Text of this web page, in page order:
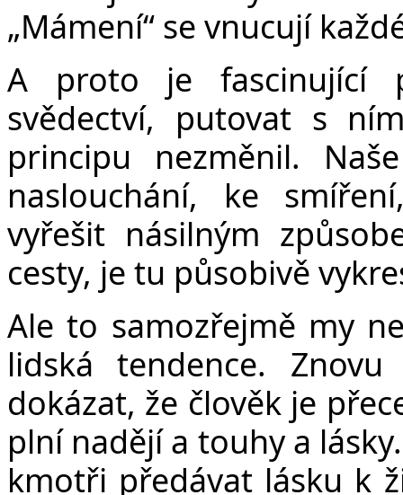
„Mámení“ se vnucují
A proto je fascinující
svědectví, putovat s
principu nezměnil.
naslouchání, ke
vyřešit násilným
cesty, je tu působivě
Ale to samozřejmě my
lidská tendence.
dokázat, že člověk je
plní nadějí a touhy a
kmotři předávat lásku k